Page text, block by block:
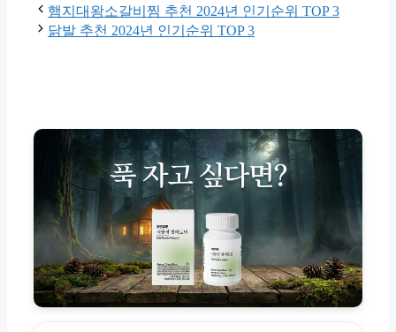
햄지대왕소갈비찜 추천 2024년 인기순위 TOP 3
닭발 추천 2024년 인기순위 TOP 3